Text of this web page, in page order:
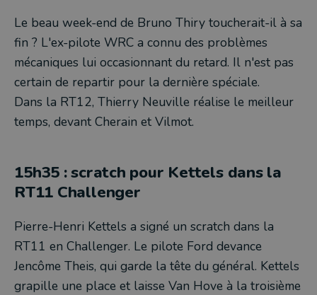
Le beau week-end de Bruno Thiry toucherait-il à sa
fin ? L'ex-pilote WRC a connu des problèmes
mécaniques lui occasionnant du retard. Il n'est pas
certain de repartir pour la dernière spéciale.
Dans la RT12, Thierry Neuville réalise le meilleur
temps, devant Cherain et Vilmot.
15h35 : scratch pour Kettels dans la
RT11 Challenger
Pierre-Henri Kettels a signé un scratch dans la
RT11 en Challenger. Le pilote Ford devance
Jencôme Theis, qui garde la tête du général. Kettels
grapille une place et laisse Van Hove à la troisième